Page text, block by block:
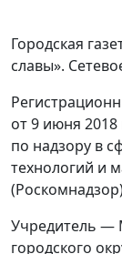
Городская
славы».
от 9 июня
по надзору в
технологий и
Учредитель —
городского